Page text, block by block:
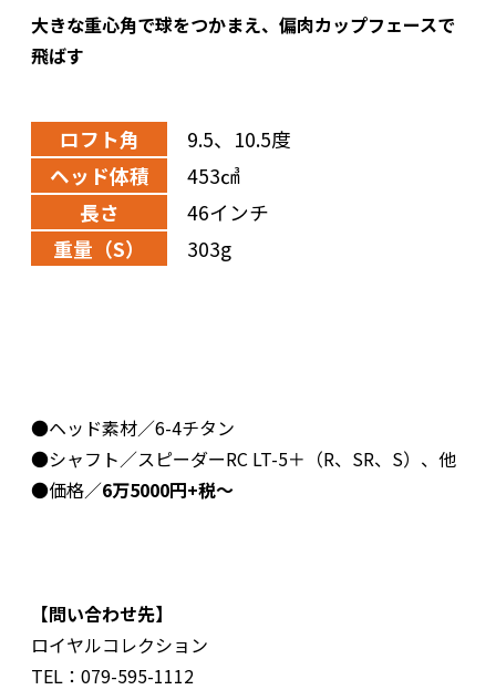
大きな重心角で球をつかまえ、偏肉カップフェースで
飛ばす
ロフト角
9.5、10.5度
ヘッド体積
453㎤
長さ
46インチ
重量（S）
303g
●ヘッド素材／6-4チタン
●シャフト／スピーダーRC LT-5＋（R、SR、S）、他
●価格／6万5000円+税～
【問い合わせ先】
ロイヤルコレクション
TEL：079-595-1112